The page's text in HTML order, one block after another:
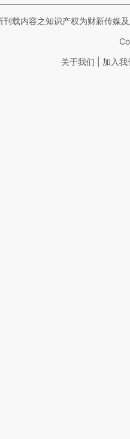
刊载内容之知识产权为财新传媒
关于我们 加入我